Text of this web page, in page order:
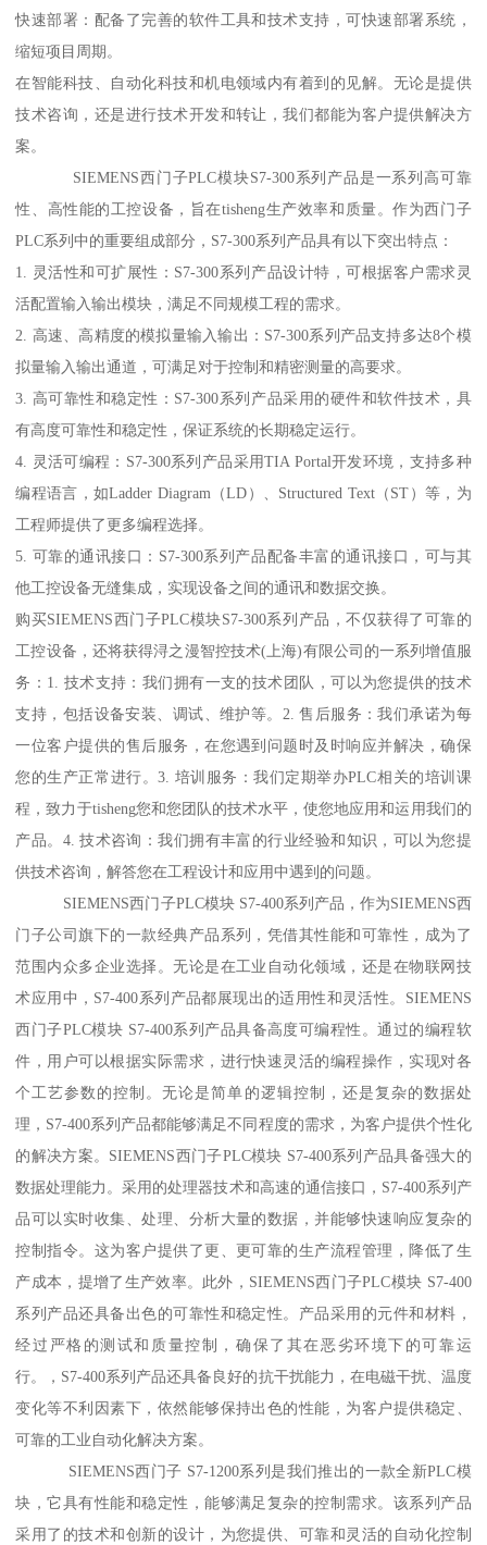
快速部署：配备了完善的软件工具和技术支持，可快速部署系统，
缩短项目周期。
在智能科技、自动化科技和机电领域内有着到的见解。无论是提供
技术咨询，还是进行技术开发和转让，我们都能为客户提供解决方
案。
SIEMENS西门子PLC模块S7-300系列产品是一系列高可靠
性、高性能的工控设备，旨在tisheng生产效率和质量。作为西门子
PLC系列中的重要组成部分，S7-300系列产品具有以下突出特点：
1. 灵活性和可扩展性：S7-300系列产品设计特，可根据客户需求灵
活配置输入输出模块，满足不同规模工程的需求。
2. 高速、高精度的模拟量输入输出：S7-300系列产品支持多达8个模
拟量输入输出通道，可满足对于控制和精密测量的高要求。
3. 高可靠性和稳定性：S7-300系列产品采用的硬件和软件技术，具
有高度可靠性和稳定性，保证系统的长期稳定运行。
4. 灵活可编程：S7-300系列产品采用TIA Portal开发环境，支持多种
编程语言，如Ladder Diagram（LD）、Structured Text（ST）等，为
工程师提供了更多编程选择。
5. 可靠的通讯接口：S7-300系列产品配备丰富的通讯接口，可与其
他工控设备无缝集成，实现设备之间的通讯和数据交换。
购买SIEMENS西门子PLC模块S7-300系列产品，不仅获得了可靠的
工控设备，还将获得浔之漫智控技术(上海)有限公司的一系列增值服
务：1. 技术支持：我们拥有一支的技术团队，可以为您提供的技术
支持，包括设备安装、调试、维护等。2. 售后服务：我们承诺为每
一位客户提供的售后服务，在您遇到问题时及时响应并解决，确保
您的生产正常进行。3. 培训服务：我们定期举办PLC相关的培训课
程，致力于tisheng您和您团队的技术水平，使您地应用和运用我们的
产品。4. 技术咨询：我们拥有丰富的行业经验和知识，可以为您提
供技术咨询，解答您在工程设计和应用中遇到的问题。
SIEMENS西门子PLC模块 S7-400系列产品，作为SIEMENS西
门子公司旗下的一款经典产品系列，凭借其性能和可靠性，成为了
范围内众多企业选择。无论是在工业自动化领域，还是在物联网技
术应用中，S7-400系列产品都展现出的适用性和灵活性。SIEMENS
西门子PLC模块 S7-400系列产品具备高度可编程性。通过的编程软
件，用户可以根据实际需求，进行快速灵活的编程操作，实现对各
个工艺参数的控制。无论是简单的逻辑控制，还是复杂的数据处
理，S7-400系列产品都能够满足不同程度的需求，为客户提供个性化
的解决方案。SIEMENS西门子PLC模块 S7-400系列产品具备强大的
数据处理能力。采用的处理器技术和高速的通信接口，S7-400系列产
品可以实时收集、处理、分析大量的数据，并能够快速响应复杂的
控制指令。这为客户提供了更、更可靠的生产流程管理，降低了生
产成本，提增了生产效率。此外，SIEMENS西门子PLC模块 S7-400
系列产品还具备出色的可靠性和稳定性。产品采用的元件和材料，
经过严格的测试和质量控制，确保了其在恶劣环境下的可靠运
行。，S7-400系列产品还具备良好的抗干扰能力，在电磁干扰、温度
变化等不利因素下，依然能够保持出色的性能，为客户提供稳定、
可靠的工业自动化解决方案。
SIEMENS西门子 S7-1200系列是我们推出的一款全新PLC模
块，它具有性能和稳定性，能够满足复杂的控制需求。该系列产品
采用了的技术和创新的设计，为您提供、可靠和灵活的自动化控制